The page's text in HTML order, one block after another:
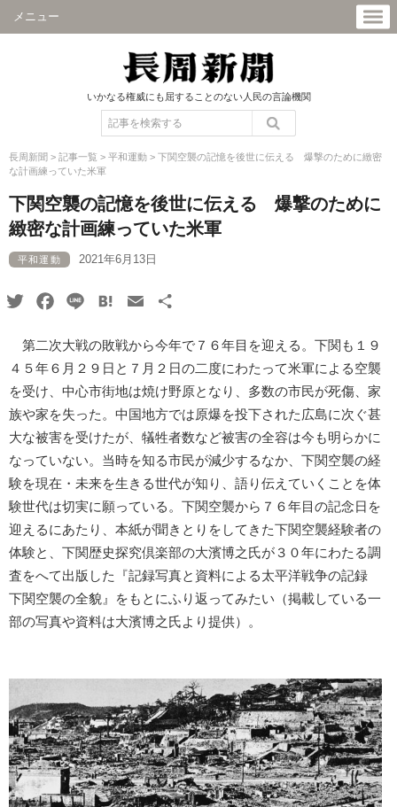
メニュー
いかなる権威にも屈することのない人民の言論機関
長周新聞 > 記事一覧 > 平和運動 > 下関空襲の記憶を後世に伝える 爆撃のために緻密
な計画練っていた米軍
下関空襲の記憶を後世に伝える 爆撃のために
緻密な計画練っていた米軍
平和運動 2021年6月13日
TwitterFacebook
Line HatenaEmail
第二次大戦の敗戦から今年で７６年目を迎える。下関も１９
４５年６月２９日と７月２日の二度にわたって米軍による空襲
を受け、中心市街地は焼け野原となり、多数の市民が死傷、家
族や家を失った。中国地方では原爆を投下された広島に次ぐ甚
大な被害を受けたが、犠牲者数など被害の全容は今も明らかに
なっていない。当時を知る市民が減少するなか、下関空襲の経
験を現在・未来を生きる世代が知り、語り伝えていくことを体
験世代は切実に願っている。下関空襲から７６年目の記念日を
迎えるにあたり、本紙が聞きとりをしてきた下関空襲経験者の
体験と、下関歴史探究倶楽部の大濱博之氏が３０年にわたる調
査をへて出版した『記録写真と資料による太平洋戦争の記録
下関空襲の全貌』をもとにふり返ってみたい（掲載している一
部の写真や資料は大濱博之氏より提供）。